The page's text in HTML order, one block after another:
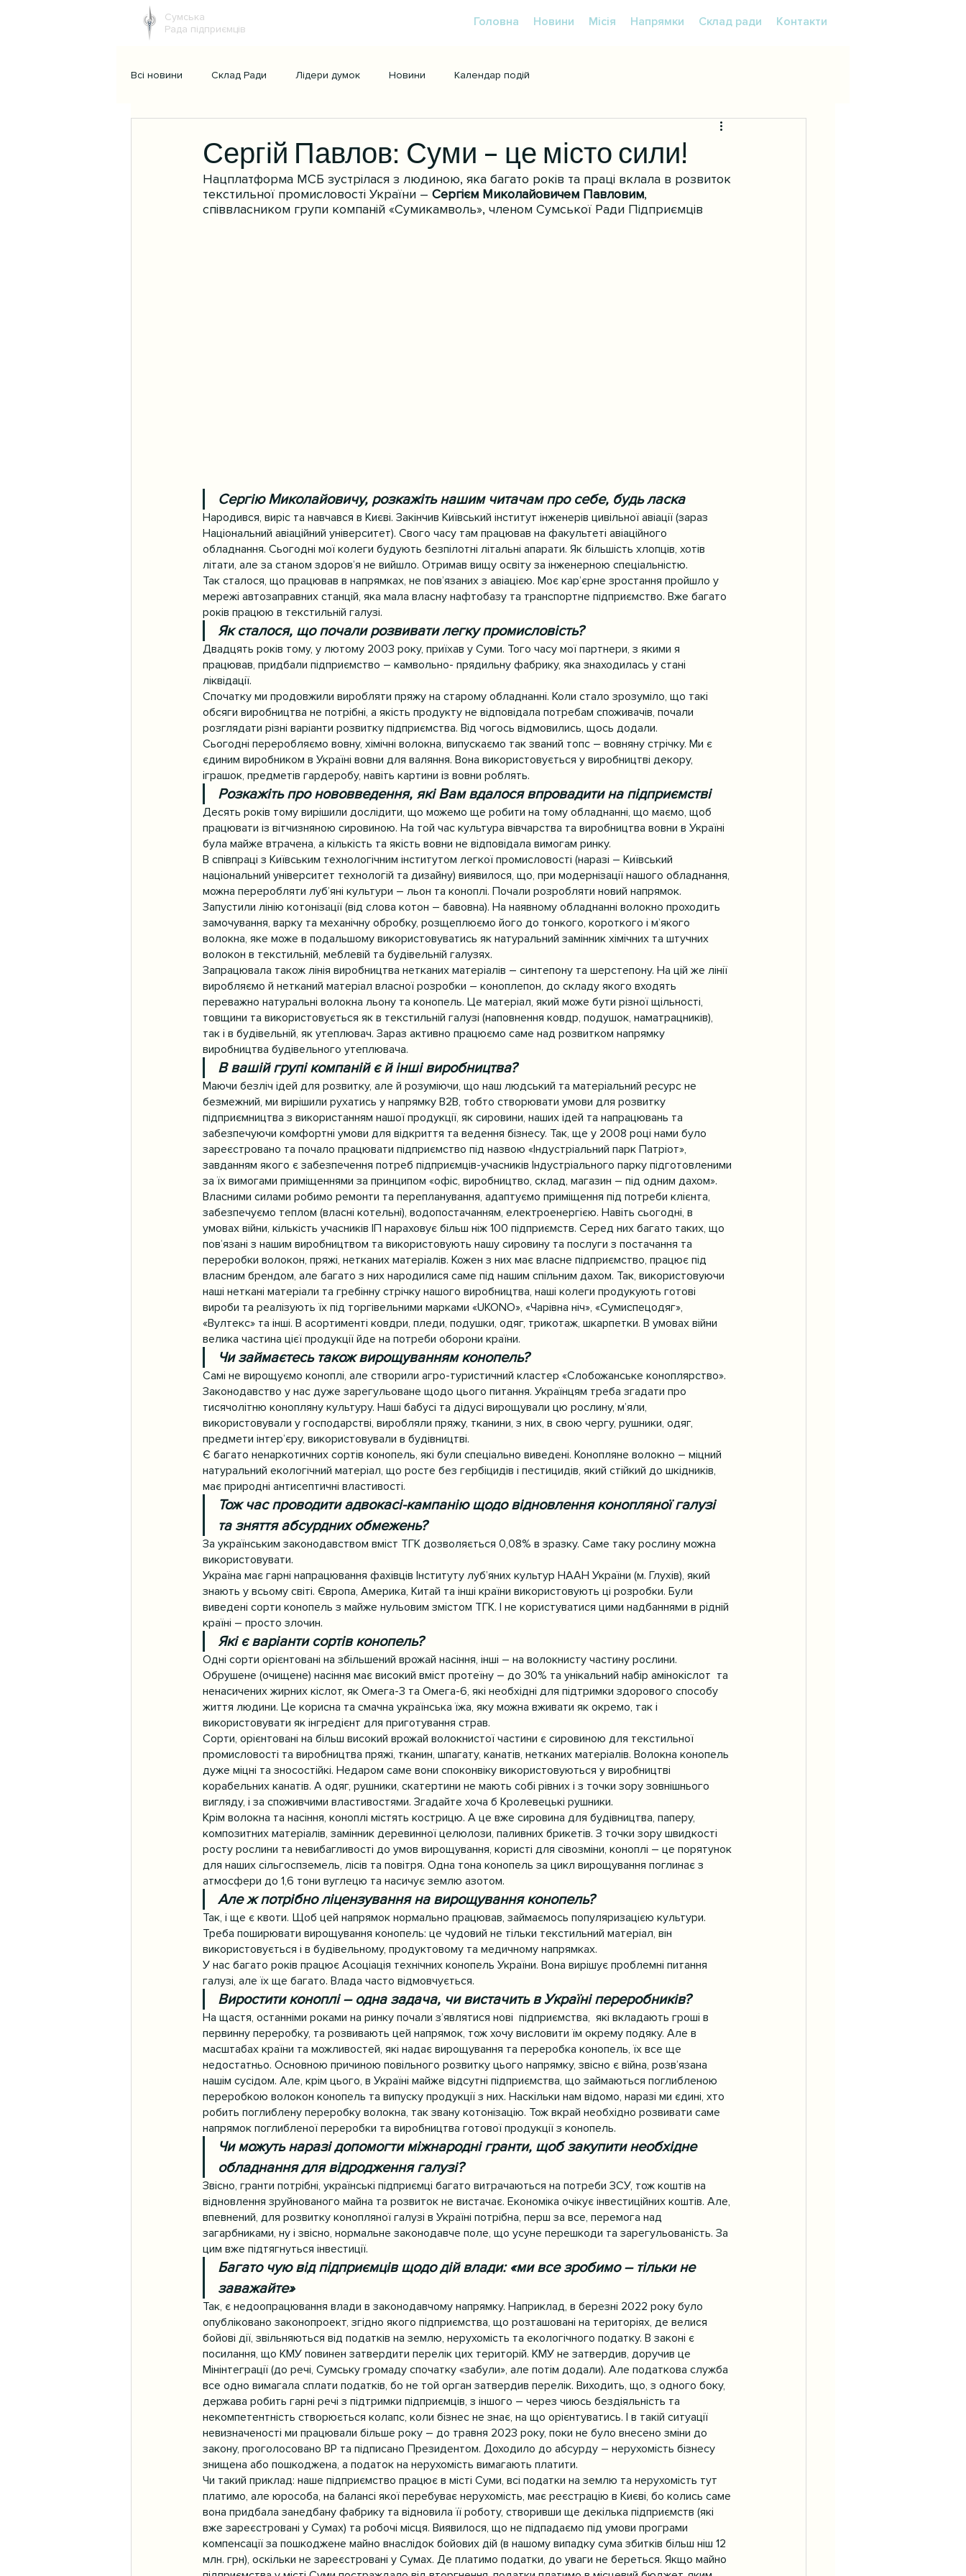
Сумська
Рада підприємців
Головна Новини Місія Напрямки Склад ради Контакти
Всі новини Склад Ради Лідери думок Новини Календар подій
Сергій Павлов: Суми – це місто сили!
Нацплатформа МСБ зустрілася з людиною, яка багато років та праці вклала в розвиток
текстильної промисловості України – Сергієм Миколайовичем Павловим,
співвласником групи компаній «Сумикамволь», членом Сумської Ради Підприємців
Сергію Миколайовичу, розкажіть нашим читачам про себе, будь ласка
Народився, виріс та навчався в Києві. Закінчив Київський інститут інженерів цивільної авіації (зараз
Національний авіаційний університет). Свого часу там працював на факультеті авіаційного
обладнання. Сьогодні мої колеги будують безпілотні літальні апарати. Як більшість хлопців, хотів
літати, але за станом здоров’я не вийшло. Отримав вищу освіту за інженерною спеціальністю.
Так сталося, що працював в напрямках, не пов’язаних з авіацією. Моє кар’єрне зростання пройшло у
мережі автозаправних станцій, яка мала власну нафтобазу та транспортне підприємство. Вже багато
років працюю в текстильній галузі.
Як сталося, що почали розвивати легку промисловість?
Двадцять років тому, у лютому 2003 року, приїхав у Суми. Того часу мої партнери, з якими я
працював, придбали підприємство – камвольно- прядильну фабрику, яка знаходилась у стані
ліквідації.
Спочатку ми продовжили виробляти пряжу на старому обладнанні. Коли стало зрозуміло, що такі
обсяги виробництва не потрібні, а якість продукту не відповідала потребам споживачів, почали
розглядати різні варіанти розвитку підприємства. Від чогось відмовились, щось додали.
Сьогодні переробляємо вовну, хімічні волокна, випускаємо так званий топс – вовняну стрічку. Ми є
єдиним виробником в Україні вовни для валяння. Вона використовується у виробництві декору,
іграшок, предметів гардеробу, навіть картини із вовни роблять.
Розкажіть про нововведення, які Вам вдалося впровадити на підприємстві
Десять років тому вирішили дослідити, що можемо ще робити на тому обладнанні, що маємо, щоб
працювати із вітчизняною сировиною. На той час культура вівчарства та виробництва вовни в Україні
була майже втрачена, а кількість та якість вовни не відповідала вимогам ринку.
В співпраці з Київським технологічним інститутом легкої промисловості (наразі – Київський
національний університет технологій та дизайну) виявилося, що, при модернізації нашого обладнання,
можна переробляти луб’яні культури – льон та коноплі. Почали розробляти новий напрямок.
Запустили лінію котонізації (від слова котон – бавовна). На наявному обладнанні волокно проходить
замочування, варку та механічну обробку, розщеплюємо його до тонкого, короткого і м’якого
волокна, яке може в подальшому використовуватись як натуральний замінник хімічних та штучних
волокон в текстильній, меблевій та будівельній галузях.
Запрацювала також лінія виробництва нетканих матеріалів – синтепону та шерстепону. На цій же лінії
виробляємо й нетканий матеріал власної розробки – коноплепон, до складу якого входять
переважно натуральні волокна льону та конопель. Це матеріал, який може бути різної щільності,
товщини та використовується як в текстильній галузі (наповнення ковдр, подушок, наматрацників),
так і в будівельній, як утеплювач. Зараз активно працюємо саме над розвитком напрямку
виробництва будівельного утеплювача.
В вашій групі компаній є й інші виробництва?
Маючи безліч ідей для розвитку, але й розуміючи, що наш людський та матеріальний ресурс не
безмежний, ми вирішили рухатись у напрямку В2В, тобто створювати умови для розвитку
підприємництва з використанням нашої продукції, як сировини, наших ідей та напрацювань та
забезпечуючи комфортні умови для відкриття та ведення бізнесу. Так, ще у 2008 році нами було
зареєстровано та почало працювати підприємство під назвою «Індустріальний парк Патріот»,
завданням якого є забезпечення потреб підприємців-учасників Індустріального парку підготовленими
за їх вимогами приміщеннями за принципом «офіс, виробництво, склад, магазин – під одним дахом».
Власними силами робимо ремонти та перепланування, адаптуємо приміщення під потреби клієнта,
забезпечуємо теплом (власні котельні), водопостачанням, електроенергією. Навіть сьогодні, в
умовах війни, кількість учасників ІП нараховує більш ніж 100 підприємств. Серед них багато таких, що
пов’язані з нашим виробництвом та використовують нашу сировину та послуги з постачання та
переробки волокон, пряжі, нетканих матеріалів. Кожен з них має власне підприємство, працює під
власним брендом, але багато з них народилися саме під нашим спільним дахом. Так, використовуючи
наші неткані матеріали та гребінну стрічку нашого виробництва, наші колеги продукують готові
вироби та реалізують їх під торгівельними марками «UKONO», «Чарівна ніч», «Сумиспецодяг»,
«Вултекс» та інші. В асортименті ковдри, пледи, подушки, одяг, трикотаж, шкарпетки. В умовах війни
велика частина цієї продукції йде на потреби оборони країни.
Чи займаєтесь також вирощуванням конопель?
Самі не вирощуємо коноплі, але створили агро-туристичний кластер «Слобожанське коноплярство».
Законодавство у нас дуже зарегульоване щодо цього питання. Українцям треба згадати про
тисячолітню конопляну культуру. Наші бабусі та дідусі вирощували цю рослину, м’яли,
використовували у господарстві, виробляли пряжу, тканини, з них, в свою чергу, рушники, одяг,
предмети інтер’єру, використовували в будівництві.
Є багато ненаркотичних сортів конопель, які були спеціально виведені. Конопляне волокно – міцний
натуральний екологічний матеріал, що росте без гербіцидів і пестицидів, який стійкий до шкідників,
має природні антисептичні властивості.
Тож час проводити адвокасі-кампанію щодо відновлення конопляної галузі
та зняття абсурдних обмежень?
За українським законодавством вміст ТГК дозволяється 0,08% в зразку. Саме таку рослину можна
використовувати.
Україна має гарні напрацювання фахівців Інституту луб’яних культур НААН України (м. Глухів), який
знають у всьому світі. Європа, Америка, Китай та інші країни використовують ці розробки. Були
виведені сорти конопель з майже нульовим змістом ТГК. І не користуватися цими надбаннями в рідній
країні – просто злочин.
Які є варіанти сортів конопель?
Одні сорти орієнтовані на збільшений врожай насіння, інші – на волокнисту частину рослини.
Обрушене (очищене) насіння має високий вміст протеїну – до 30% та унікальний набір амінокіслот  та
ненасичених жирних кіслот, як Омега-3 та Омега-6, які необхідні для підтримки здорового способу
життя людини. Це корисна та смачна українська їжа, яку можна вживати як окремо, так і
використовувати як інгредієнт для приготування страв.
Сорти, орієнтовані на більш високий врожай волокнистої частини є сировиною для текстильної
промисловості та виробництва пряжі, тканин, шпагату, канатів, нетканих матеріалів. Волокна конопель
дуже міцні та зносостійкі. Недаром саме вони споконвіку використовуються у виробництві
корабельних канатів. А одяг, рушники, скатертини не мають собі рівних і з точки зору зовнішнього
вигляду, і за споживчими властивостями. Згадайте хоча б Кролевецькі рушники.
Крім волокна та насіння, коноплі містять кострицю. А це вже сировина для будівництва, паперу,
композитних матеріалів, замінник деревинної целюлози, паливних брикетів. З точки зору швидкості
росту рослини та невибагливості до умов вирощування, користі для сівозміни, коноплі – це порятунок
для наших сільгоспземель, лісів та повітря. Одна тона конопель за цикл вирощування поглинає з
атмосфери до 1,6 тони вуглецю та насичує землю азотом.
Але ж потрібно ліцензування на вирощування конопель?
Так, і ще є квоти. Щоб цей напрямок нормально працював, займаємось популяризацією культури.
Треба поширювати вирощування конопель: це чудовий не тільки текстильний матеріал, він
використовується і в будівельному, продуктовому та медичному напрямках.
У нас багато років працює Асоціація технічних конопель України. Вона вирішує проблемні питання
галузі, але їх ще багато. Влада часто відмовчується.
Виростити коноплі – одна задача, чи вистачить в Україні переробників?
На щастя, останніми роками на ринку почали з’являтися нові  підприємства,  які вкладають гроші в
первинну переробку, та розвивають цей напрямок, тож хочу висловити їм окрему подяку. Але в
масштабах країни та можливостей, які надає вирощування та переробка конопель, їх все ще
недостатньо. Основною причиною повільного розвитку цього напрямку, звісно є війна, розв’язана
нашім сусідом. Але, крім цього, в Україні майже відсутні підприємства, що займаються поглибленою
переробкою волокон конопель та випуску продукції з них. Наскільки нам відомо, наразі ми єдині, хто
робить поглиблену переробку волокна, так звану котонізацію. Тож вкрай необхідно розвивати саме
напрямок поглибленої переробки та виробництва готової продукції з конопель.
Чи можуть наразі допомогти міжнародні гранти, щоб закупити необхідне
обладнання для відродження галузі?
Звісно, гранти потрібні, українські підприємці багато витрачаються на потреби ЗСУ, тож коштів на
відновлення зруйнованого майна та розвиток не вистачає. Економіка очікує інвестиційних коштів. Але,
впевнений, для розвитку конопляної галузі в Україні потрібна, перш за все, перемога над
загарбниками, ну і звісно, нормальне законодавче поле, що усуне перешкоди та зарегульованість. За
цим вже підтягнуться інвестиції.
Багато чую від підприємців щодо дій влади: «ми все зробимо – тільки не
заважайте»
Так, є недоопрацювання влади в законодавчому напрямку. Наприклад, в березні 2022 року було
опубліковано законопроект, згідно якого підприємства, що розташовані на територіях, де велися
бойові дії, звільняються від податків на землю, нерухомість та екологічного податку. В законі є
посилання, що КМУ повинен затвердити перелік цих територій. КМУ не затвердив, доручив це
Мінінтеграції (до речі, Сумську громаду спочатку «забули», але потім додали). Але податкова служба
все одно вимагала сплати податків, бо не той орган затвердив перелік. Виходить, що, з одного боку,
держава робить гарні речі з підтримки підприємців, з іншого – через чиюсь бездіяльність та
некомпетентність створюється колапс, коли бізнес не знає, на що орієнтуватись. І в такій ситуації
невизначеності ми працювали більше року – до травня 2023 року, поки не було внесено зміни до
закону, проголосовано ВР та підписано Президентом. Доходило до абсурду – нерухомість бізнесу
знищена або пошкоджена, а податок на нерухомість вимагають платити.
Чи такий приклад: наше підприємство працює в місті Суми, всі податки на землю та нерухомість тут
платимо, але юрособа, на балансі якої перебуває нерухомість, має реєстрацію в Києві, бо колись саме
вона придбала занедбану фабрику та відновила її роботу, створивши ще декілька підприємств (які
вже зареєстровані у Сумах) та робочі місця. Виявилося, що не підпадаємо під умови програми
компенсації за пошкоджене майно внаслідок бойових дій (в нашому випадку сума збитків більш ніш 12
млн. грн), оскільки не зареєстровані у Сумах. Де платимо податки, до уваги не береться. Якщо майно